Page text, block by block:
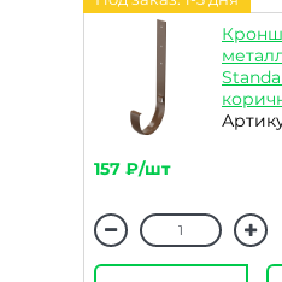
157 ₽/шт